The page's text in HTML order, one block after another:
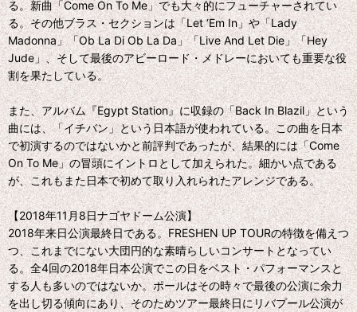
る。新曲「Come On To Me」でも大々的にフューチャーされてい
る。その他ブラス・セクションは「Let ‘Em In」や「Lady
Madonna」「Ob La Di Ob La Da」「Live And Let Die」「Hey
Jude」、そして最後のアビーロード・メドレーにおいても重要な役
割を果たしている。
また、アルバム『Egypt Station』に収録の「Back In Blazil」という
曲には、「イチバン」という日本語が使われている。この曲を日本
で初演するのではないかと前評判であったが、結果的には「Come
On To Me」の冒頭にイントロとして加えられた。細かい点である
が、これもまた日本で初めて取り入れられたアレンジである。
【2018年11月8日ナゴヤドーム公演】
2018年来日公演最終日である。FRESHEN UP TOURの特徴を備えつ
つ、これまでにない大団円的な素晴らしいコンサートとなってい
る。全4回の2018年日本公演でこの日をベスト・パフォーマンスと
する人も多いのではないか。ポールはその時々で最後の公演に余力
を出し切る傾向にあり、そのためツアー最終日にリバプール公演が